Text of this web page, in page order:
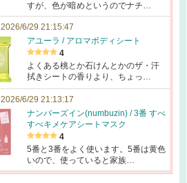
すが、色が暗めというのでナチ…
2026/6/29 21:15:47
アユーラ / アロマボディシート
4
よくある桃とか石けんとかのザ・汗
拭きシートの香りより、ちょっ…
2026/6/29 21:13:17
ナンバーズイン(numbuzin) / 3番 すべ
すべキメケアシートマスク
4
5番と3番をよく使います。5番は黄色
いので、使っていると家族…